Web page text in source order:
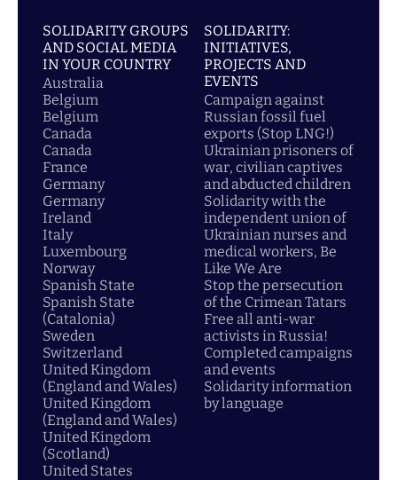
SOLIDARITY GROUPS
AND SOCIAL MEDIA
IN YOUR COUNTRY
Australia
Belgium
Belgium
Canada
Canada
France
Germany
Germany
Ireland
Italy
Luxembourg
Norway
Spanish State
Spanish State
(Catalonia)
Sweden
Switzerland
United Kingdom
(England and Wales)
United Kingdom
(England and Wales)
United Kingdom
(Scotland)
United States
SOLIDARITY:
INITIATIVES,
PROJECTS AND
EVENTS
Campaign against
Russian fossil fuel
exports (Stop LNG!)
Ukrainian prisoners of
war, civilian captives
and abducted children
Solidarity with the
independent union of
Ukrainian nurses and
medical workers, Be
Like We Are
Stop the persecution
of the Crimean Tatars
Free all anti-war
activists in Russia!
Completed campaigns
and events
Solidarity information
by language